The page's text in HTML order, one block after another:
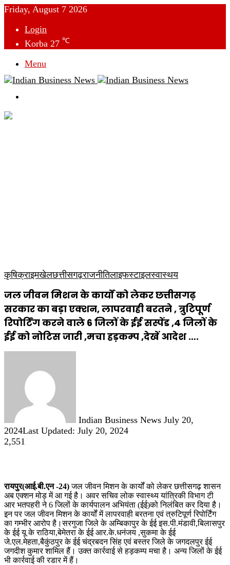
Friday, August 7 2026
Login
Korba 27 ℃
Menu
कृषिक्राइमखेलछत्तीसगढ़राजनीतिलाइफस्टाइलस्वास्थय
जल जीवन मिशन के कार्यों को लेकर छत्तीसगढ़
सरकार का बड़ा एक्शन, लापरवाही बरतने , त्रुटिपूर्ण
रिपोर्टिंग करने वाले 6 जिलों के ईई सस्पेंड ,4 जिलों के
ईई को नोटिस जारी ,मचा हड़कम्प ,देखें आदेश ….
Indian Business News July 20,
2024Last Updated: July 20, 2024
2,551
रायपुर(आई.बी.एन -24)जल जीवन मिशन के कार्यों को लेकर छत्तीसगढ़ शासन
अब एक्शन मोड़ में आ गई है। अवर सचिव लोक स्वास्थ्य यांत्रिकी विभाग टी
आर भतपहरी ने 6 जिलों के कार्यपालन अभियंता (ईई)को निलंबित कर दिया है।
इन पर जल जीवन मिशन के कार्यों में लापरवाही बरतना एवं त्रुटिपूर्ण रिपोर्टिंग
का गम्भीर आरोप है।सरगुजा जिले के अम्बिकापुर के ईई इस.पी.मंडावी,बिलासपुर
के ईई यू के राठिया,बेमेतरा के ईई आर.के.धनंजय ,सुकमा के ईई
जे.एल.मेहता,बैकुंठपुर के ईई चंद्रबदन सिंह एवं बस्तर जिले के जगदलपुर ईई
जगदीश कुमार शामिल हैं। उक्त कार्रवाई से हड़कम्प मचा है। अन्य जिलों के ईई
भी कार्रवाई की रडार में हैं।